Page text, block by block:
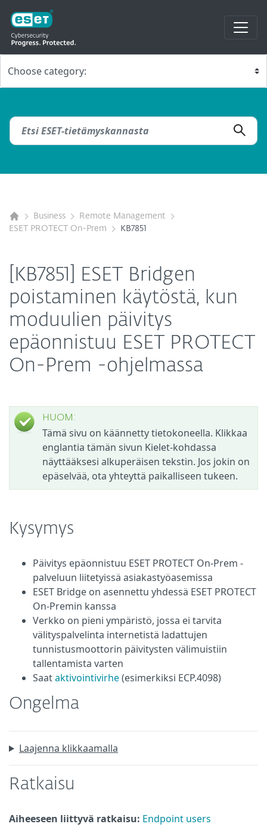
Business
Remote Management
ESET PROTECT On-Prem
KB7851
[KB7851] ESET Bridgen
poistaminen käytöstä, kun
moduulien päivitys
epäonnistuu ESET PROTECT
On-Prem -ohjelmassa
HUOM:
Tämä sivu on käännetty tietokoneella. Klikkaa
englantia tämän sivun Kielet-kohdassa
näyttääksesi alkuperäisen tekstin. Jos jokin on
epäselvää, ota yhteyttä paikalliseen tukeen.
Kysymys
Päivitys epäonnistuu ESET PROTECT On-Prem -
palveluun liitetyissä asiakastyöasemissa
ESET Bridge on asennettu yhdessä ESET PROTECT
On-Premin kanssa
Verkko on pieni ympäristö, jossa ei tarvita
välityspalvelinta internetistä ladattujen
tunnistusmoottorin päivitysten välimuistiin
tallentamista varten
Saataktivointivirhe(esimerkiksi ECP.4098)
Ongelma
Laajenna klikkaamalla
Ratkaisu
Aiheeseen liittyvä ratkaisu: Endpoint users